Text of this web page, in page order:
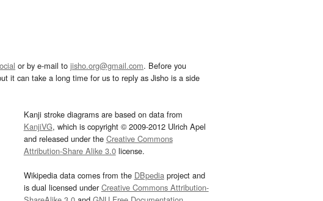
or by e-mail to jisho.org@gmail.com. Before you
it can take a long time for us to reply as Jisho is a side
Kanji stroke diagrams are based on data from
KanjiVG, which is copyright © 2009-2012 Ulrich Apel
and released under the Creative Commons
Attribution-Share Alike 3.0license.
Wikipedia data comes from the DBpediaproject and
is dual licensed underCreative Commons Attribution-